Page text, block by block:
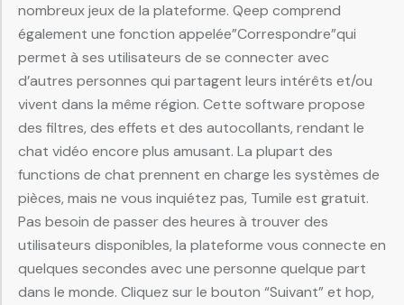
nombreux jeux de la plateforme. Qeep comprend
également une fonction appelée”Correspondre”qui
permet à ses utilisateurs de se connecter avec
d’autres personnes qui partagent leurs intérêts et/ou
vivent dans la même région. Cette software propose
des filtres, des effets et des autocollants, rendant le
chat vidéo encore plus amusant. La plupart des
functions de chat prennent en charge les systèmes de
pièces, mais ne vous inquiétez pas, Tumile est gratuit.
Pas besoin de passer des heures à trouver des
utilisateurs disponibles, la plateforme vous connecte en
quelques secondes avec une personne quelque part
dans le monde. Cliquez sur le bouton “Suivant” et hop,